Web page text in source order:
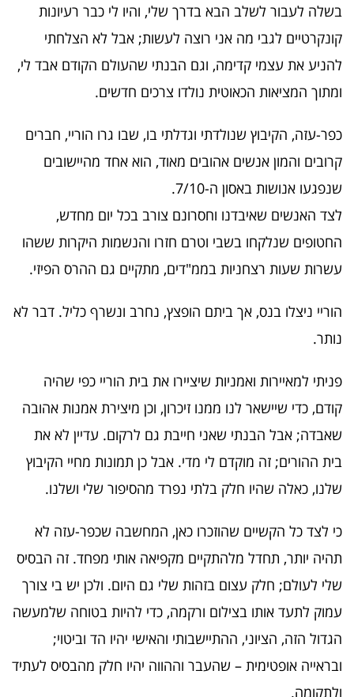
בשלה לעבור לשלב הבא בדרך שלי, והיו לי כבר רעיונות
קונקרטיים לגבי מה אני רוצה לעשות; אבל לא הצלחתי
להניע את עצמי קדימה, וגם הבנתי שהעולם הקודם אבד לי,
ומתוך המציאות הכאוטית נולדו צרכים חדשים.
כפר-עזה, הקיבוץ שנולדתי וגדלתי בו, שבו גרו הוריי, חברים
קרובים והמון אנשים אהובים מאוד, הוא אחד מהיישובים
שנפגעו אנושות באסון ה-7/10.
לצד האנשים שאיבדנו וחסרונם צורב בכל יום מחדש,
החטופים שנלקחו בשבי וטרם חזרו והנשמות היקרות ששהו
עשרות שעות רצחניות בממ"דים, מתקיים גם ההרס הפיזי.
הוריי ניצלו בנס, אך ביתם הופצץ, נחרב ונשרף כליל. דבר לא
נותר.
פניתי למאיירות ואמניות שיציירו את בית הוריי כפי שהיה
קודם, כדי שיישאר לנו ממנו זיכרון, וכן מיצירת אמנות אהובה
שאבדה; אבל הבנתי שאני חייבת גם לרקום. עדיין לא את
בית ההורים; זה מוקדם לי מדי. אבל כן תמונות מחיי הקיבוץ
שלנו, כאלה שהיו חלק בלתי נפרד מהסיפור שלי ושלנו.
כי לצד כל הקשיים שהוזכרו כאן, המחשבה שכפר-עזה לא
תהיה יותר, תחדל מלהתקיים מקפיאה אותי מפחד. זה הבסיס
שלי לעולם; חלק עצום בזהות שלי גם היום. ולכן יש בי צורך
עמוק לתעד אותו בצילום ורקמה, כדי להיות בטוחה שלמעשה
הגדול הזה, הציוני, ההתיישבותי והאישי יהיו הד וביטוי;
ובראייה אופטימית – שהעבר וההווה יהיו חלק מהבסיס לעתיד
ולתקומה.